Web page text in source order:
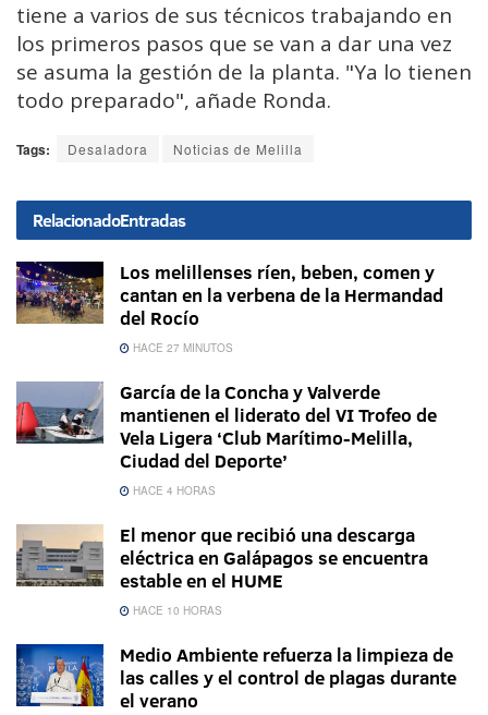
tiene a varios de sus técnicos trabajando en
los primeros pasos que se van a dar una vez
se asuma la gestión de la planta. "Ya lo tienen
todo preparado", añade Ronda.
Tags: Desaladora Noticias de Melilla
RelacionadoEntradas
Los melillenses ríen, beben, comen y
cantan en la verbena de la Hermandad
del Rocío
HACE 27 MINUTOS
García de la Concha y Valverde
mantienen el liderato del VI Trofeo de
Vela Ligera ‘Club Marítimo-Melilla,
Ciudad del Deporte’
HACE 4 HORAS
El menor que recibió una descarga
eléctrica en Galápagos se encuentra
estable en el HUME
HACE 10 HORAS
Medio Ambiente refuerza la limpieza de
las calles y el control de plagas durante
el verano